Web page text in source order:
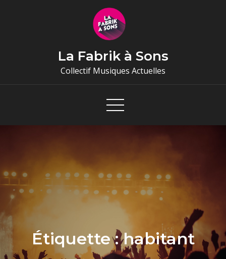
La Fabrik à Sons
Collectif Musiques Actuelles
Étiquette :habitant